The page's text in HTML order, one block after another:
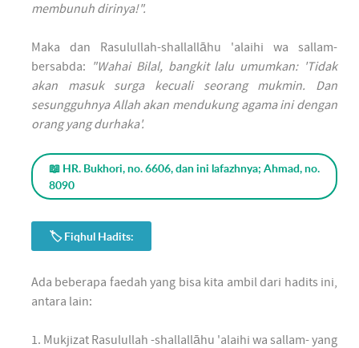
membunuh dirinya!".
Maka dan Rasulullah-shallallāhu 'alaihi wa sallam-
bersabda:
"Wahai Bilal, bangkit lalu umumkan: 'Tidak
akan masuk surga kecuali seorang mukmin. Dan
sesungguhnya Allah akan mendukung agama ini dengan
orang yang durhaka'.
📖 HR. Bukhori, no. 6606, dan ini lafazhnya; Ahmad, no.
8090
🏷 Fiqhul Hadits:
Ada beberapa faedah yang bisa kita ambil dari hadits ini,
antara lain:
1. Mukjizat Rasulullah -shallallāhu 'alaihi wa sallam- yang